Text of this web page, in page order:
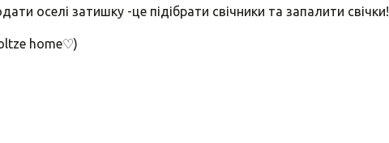
оселі затишку -це підібрати свічники та запалити свічки!
home♡)